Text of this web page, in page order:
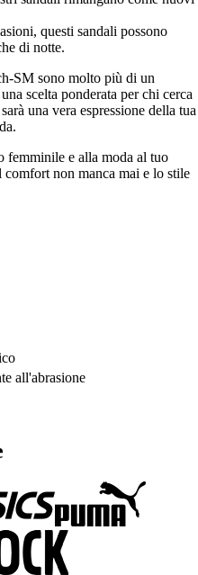
questi sandali possono
di notte.
SM sono molto più di un
scelta ponderata per chi cerca
una vera espressione della tua
femminile e alla moda al tuo
non manca mai e lo stile
all'abrasione